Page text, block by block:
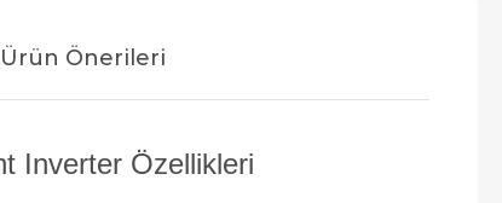
Ürün Önerileri
Inverter Özellikleri